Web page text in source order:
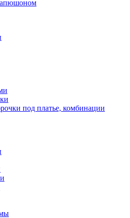
под платье, комбинации